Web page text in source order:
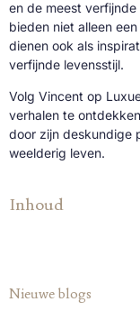
en de meest
bieden niet alleen
dienen ook als
verfijnde levensstijl.
Volg Vincent op
verhalen te
door zijn deskundige
weelderig leven.
Inhoud
Nieuwe blogs